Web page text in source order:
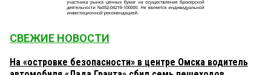
СВЕЖИЕ НОВОСТИ
На «островке безопасности» в центре Омска водитель